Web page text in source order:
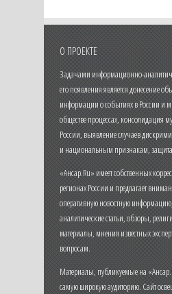
О ПРОЕКТЕ
Задачами информационно-
его появления является донесение
информации о событиях в России и
обществе процессах, консолидация
России, выявление случаев
и национальным признакам,
«Ансар.Ru» имеет собственных
регионах России и предлагает
оперативную новостную
аналитические статьи, обзоры,
материалы, мнения известных
вопросам.
Материалы, публикуемые на
самую широкую аудиторию. Сайт